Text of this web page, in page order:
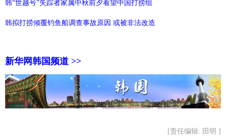
韩“世越号”失踪者家属中秋前夕看望中国打捞组
韩拟打捞倾覆钓鱼船调查事故原因 或被非法改造
新华网韩国频道 >>
[责任编辑: 田明 ]